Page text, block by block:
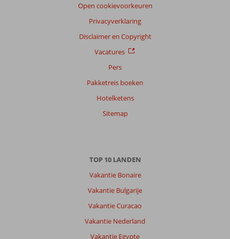
Open cookievoorkeuren
Privacyverklaring
Disclaimer en Copyright
Vacatures
Pers
Pakketreis boeken
Hotelketens
Sitemap
TOP 10 LANDEN
Vakantie Bonaire
Vakantie Bulgarije
Vakantie Curacao
Vakantie Nederland
Vakantie Egypte